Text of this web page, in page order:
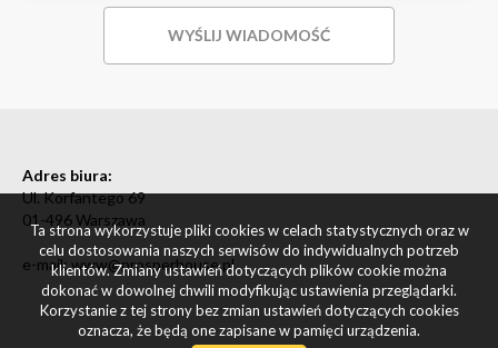
Adres biura:
Ul. Korfantego 69
01-496 Warszawa
e-mail: www@prosperhouse.pl
Ta strona wykorzystuje pliki cookies w celach statystycznych oraz w
celu dostosowania naszych serwisów do indywidualnych potrzeb
klientów. Zmiany ustawień dotyczących plików cookie można
dokonać w dowolnej chwili modyfikując ustawienia przeglądarki.
Korzystanie z tej strony bez zmian ustawień dotyczących cookies
oznacza, że będą one zapisane w pamięci urządzenia.